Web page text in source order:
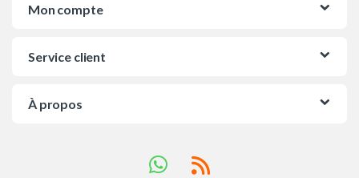
Mon compte
Service client
À propos